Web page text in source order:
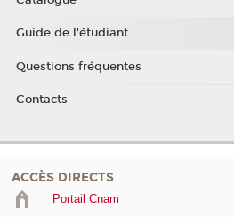
Guide de l'étudiant
Questions fréquentes
Contacts
ACCÈS DIRECTS
Portail Cnam